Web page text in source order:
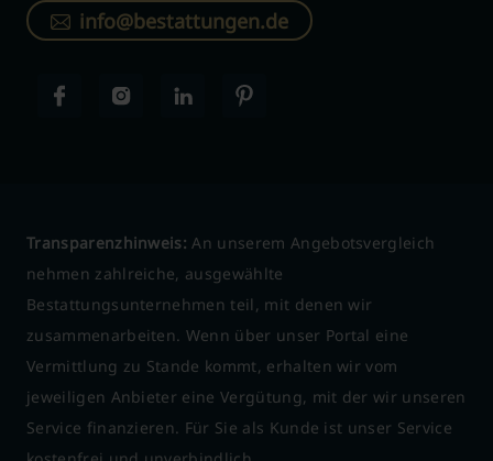
info@bestattungen.de
Transparenzhinweis: An unserem Angebotsvergleich
nehmen zahlreiche, ausgewählte
Bestattungsunternehmen teil, mit denen wir
zusammenarbeiten. Wenn über unser Portal eine
Vermittlung zu Stande kommt, erhalten wir vom
jeweiligen Anbieter eine Vergütung, mit der wir unseren
Service finanzieren. Für Sie als Kunde ist unser Service